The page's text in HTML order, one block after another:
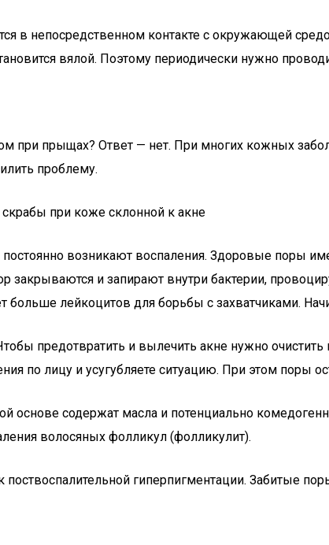
в непосредственном контакте с окружающей
вялой. Поэтому периодически нужно
при прыщах? Ответ — нет. При многих кожных
проблему.
при коже склонной к акне
постоянно возникают воспаления. Здоровые
закрываются и запирают внутри бактерии,
больше лейкоцитов для борьбы с захватчиками.
предотвратить и вылечить акне нужно
по лицу и усугубляете ситуацию. При этом поры
основе содержат масла и потенциально
волосяных фолликул (фолликулит).
гиперпигментации. Забитые